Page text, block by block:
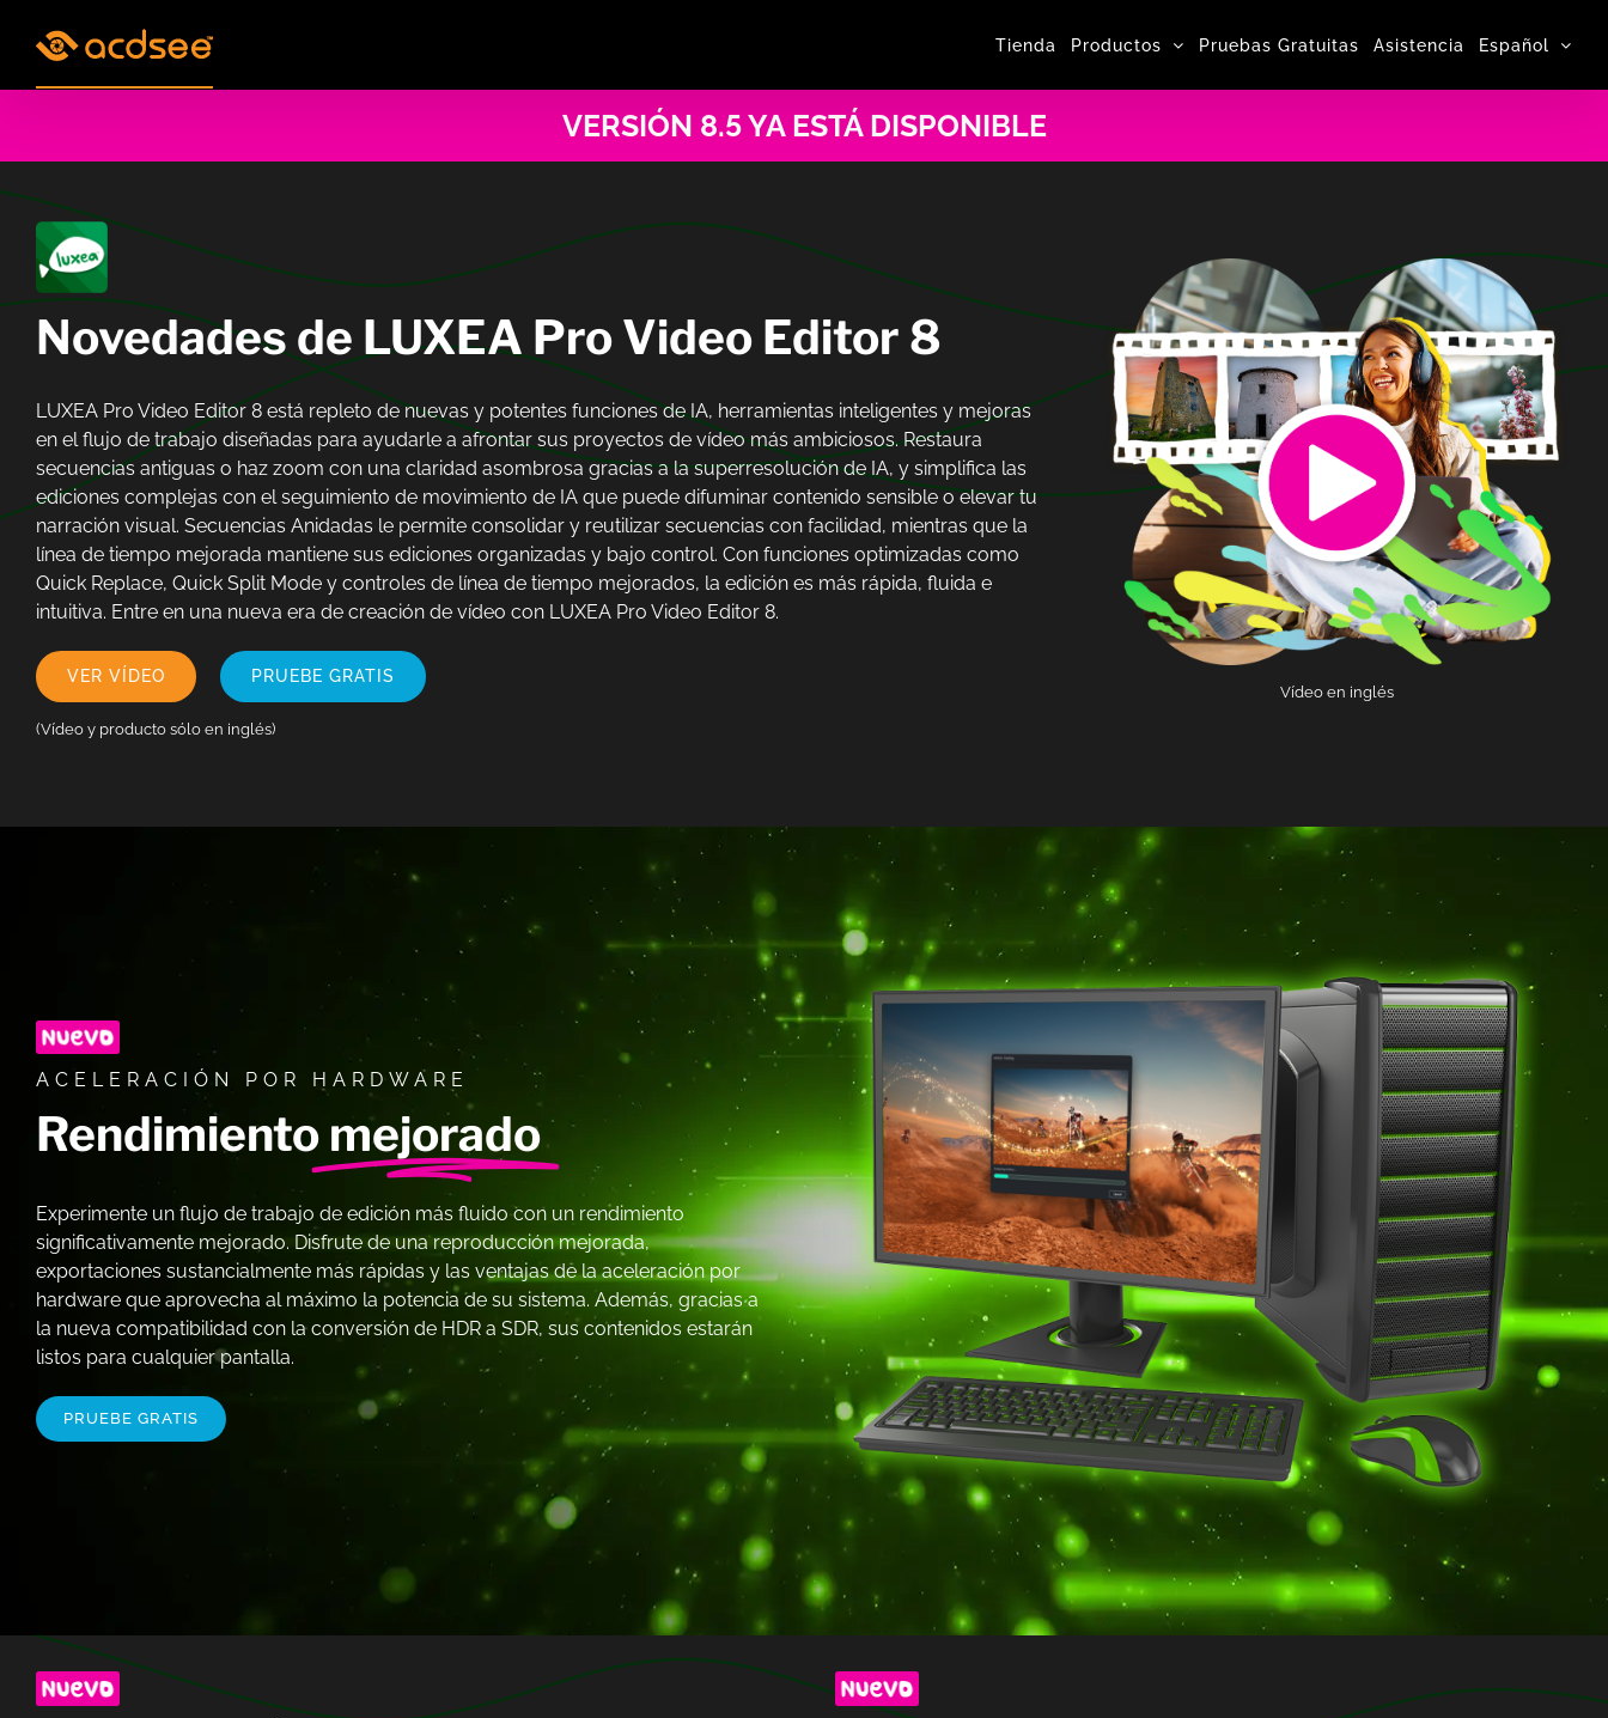
Tienda Productos Pruebas Gratuitas Asistencia Español
VERSIÓN 8.5 YA ESTÁ DISPONIBLE
Novedades de LUXEA Pro Video Editor 8
LUXEA Pro Video Editor 8 está repleto de nuevas y potentes funciones de IA, herramientas inteligentes y mejoras
en el flujo de trabajo diseñadas para ayudarle a afrontar sus proyectos de vídeo más ambiciosos. Restaura
secuencias antiguas o haz zoom con una claridad asombrosa gracias a la superresolución de IA, y simplifica las
ediciones complejas con el seguimiento de movimiento de IA que puede difuminar contenido sensible o elevar tu
narración visual. Secuencias Anidadas le permite consolidar y reutilizar secuencias con facilidad, mientras que la
línea de tiempo mejorada mantiene sus ediciones organizadas y bajo control. Con funciones optimizadas como
Quick Replace, Quick Split Mode y controles de línea de tiempo mejorados, la edición es más rápida, fluida e
intuitiva. Entre en una nueva era de creación de vídeo con LUXEA Pro Video Editor 8.
VER VÍDEO PRUEBE GRATIS
(Vídeo y producto sólo en inglés)
Vídeo en inglés
ACELERACIÓN POR HARDWARE
Rendimiento mejorado
Experimente un flujo de trabajo de edición más fluido con un rendimiento
significativamente mejorado. Disfrute de una reproducción mejorada,
exportaciones sustancialmente más rápidas y las ventajas de la aceleración por
hardware que aprovecha al máximo la potencia de su sistema. Además, gracias a
la nueva compatibilidad con la conversión de HDR a SDR, sus contenidos estarán
listos para cualquier pantalla.
PRUEBE GRATIS